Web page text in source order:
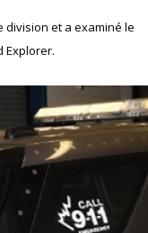
division et a examiné le
Explorer.